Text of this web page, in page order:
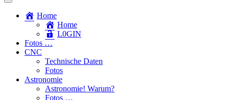
Toggle
search
field
Home
Home
L​0​​GIN
Fotos …
CNC
Technische Daten
Fotos
Astronomie
Astronomie! Warum?
Fotos …